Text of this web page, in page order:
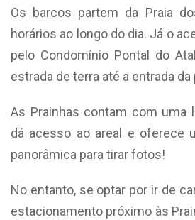
Os barcos partem da Praia
horários ao longo do dia. Já o
pelo Condomínio Pontal do
estrada de terra até a entrada da
As Prainhas contam com uma
dá acesso ao areal e oferece
panorâmica para tirar fotos!
No entanto, se optar por ir de
estacionamento próximo às